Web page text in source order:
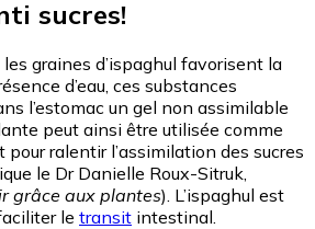
sucres!
graines d’ispaghul favorisent la
d’eau, ces substances
l’estomac un gel non assimilable
peut ainsi être utilisée comme
ralentir l’assimilation des sucres
le Dr Danielle Roux-Sitruk,
grâce aux plantes). L’ispaghul est
le transit intestinal.